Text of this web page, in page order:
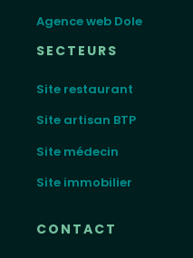
Agence web Dole
SECTEURS
Site restaurant
Site artisan BTP
Site médecin
Site immobilier
CONTACT